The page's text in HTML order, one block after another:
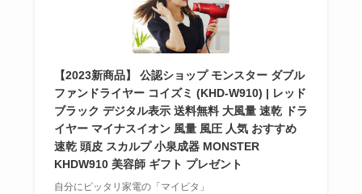
【2023新商品】 公認ショップ モンスター ダブル
ファンドライヤー コイズミ (KHD-W910) | レッド
ブラック デジタル表示 送料無料 大風量 速乾 ドラ
イヤー マイナスイオン 風量 風圧 人気 おすすめ
速乾 頭皮 スカルプ 小泉成器 MONSTER
KHDW910 美容師 ギフト プレゼント
自分にピッタリ家電の「マイピタ」